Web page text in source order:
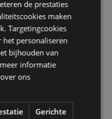
kleine schuimmat waar u
echter deze schuimmat
wierookhouder moet dan
oppervlak worden
vermeld.
kopen bij Puckator?
de prestaties
maken
Targetingcookies
personaliseren
bijhouden van
informatie
ons
Gerichte